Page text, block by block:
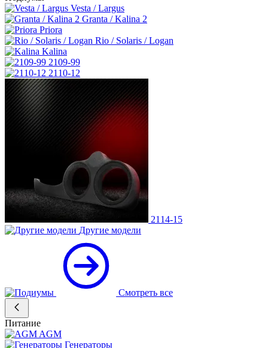
Vesta / Largus
Granta / Kalina 2
Priora
Rio / Solaris / Logan
Kalina
2109-99
2110-12
2114-15
Другие модели
Смотреть все
Питание
AGM
Генераторы